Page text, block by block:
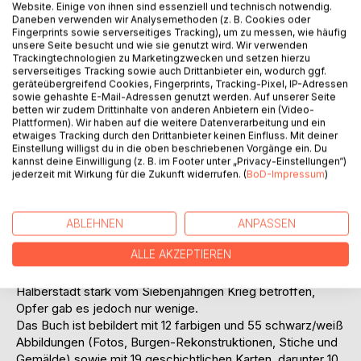
Titel bewerten
BESCHREIBUNG
dem Westfälischen Frieden 1648 und endet mit den
Befreiungskriegen 1815. Für die Harzregion zählten diese
167 Jahre wohl zu den friedlichsten, die sie bis dahin
Halberstadt stark vom Siebenjährigen Krieg betroffen,
Opfer gab es jedoch nur wenige.
Das Buch ist bebildert mit 12 farbigen und 55 schwarz/weiß
Abbildungen (Fotos, Burgen-Rekonstruktionen, Stiche und
Website. Einige von ihnen sind essenziell und technisch notwendig.
Daneben verwenden wir Analysemethoden (z. B. Cookies oder
Fingerprints sowie serverseitiges Tracking), um zu messen, wie häufig
unsere Seite besucht und wie sie genutzt wird. Wir verwenden
Trackingtechnologien zu Marketingzwecken und setzen hierzu
serverseitiges Tracking sowie auch Drittanbieter ein, wodurch ggf.
geräteübergreifend Cookies, Fingerprints, Tracking-Pixel, IP-Adressen
sowie gehashte E-Mail-Adressen genutzt werden. Auf unserer Seite
betten wir zudem Drittinhalte von anderen Anbietern ein (Video-
Plattformen). Wir haben auf die weitere Datenverarbeitung und ein
etwaiges Tracking durch den Drittanbieter keinen Einfluss. Mit deiner
Einstellung willigst du in die oben beschriebenen Vorgänge ein. Du
kannst deine Einwilligung (z. B. im Footer unter „Privacy-Einstellungen“)
jederzeit mit Wirkung für die Zukunft widerrufen. (BoD-Impressum)
ABLEHNEN ANPASSEN
ALLE AKZEPTIEREN